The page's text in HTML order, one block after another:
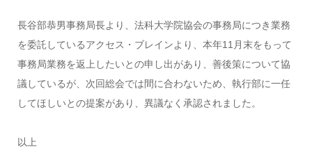
長谷部恭男事務局長より、法科大学院協会の事務局につき業務
を委託しているアクセス・ブレインより、本年11月末をもって
事務局業務を返上したいとの申し出があり、善後策について協
議しているが、次回総会では間に合わないため、執行部に一任
してほしいとの提案があり、異議なく承認されました。
以上